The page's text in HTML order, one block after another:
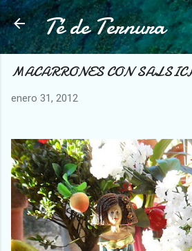
Ir al contenido
Té de Ternura
MACARRONES CON
enero 31, 2012